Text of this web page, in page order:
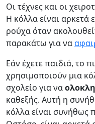
Οι τέχνες και οι
Η κόλλα είναι αρκετά
ρούχα όταν
παρακάτω για να
Εάν έχετε παιδιά, το
χρησιμοποιούν μια
σχολείο για να
καθεξής. Αυτή η
κόλλα είναι συνήθως